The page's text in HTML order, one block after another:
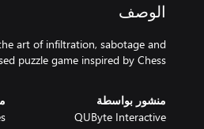
الوصف
art of infiltration, sabotage and
puzzle game inspired by Chess.
منشور بواسطة
QUByte Interactive